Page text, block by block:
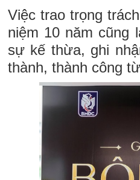
Việc trao trọng
niệm 10 năm cũng
sự kế thừa, ghi
thành, thành công